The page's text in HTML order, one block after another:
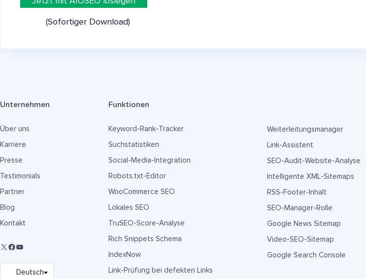
(Sofortiger Download)
Unternehmen
Über uns
Karriere
Presse
Testimonials
Partner
Blog
Kontakt
Funktionen
Keyword-Rank-Tracker
Suchstatistiken
Social-Media-Integration
Robots.txt-Editor
WooCommerce SEO
Lokales SEO
TruSEO-Score-Analyse
Rich Snippets Schema
IndexNow
Link-Prüfung bei defekten Links
Weiterleitungsmanager
Link-Assistent
SEO-Audit-Website-Analyse
Intelligente XML-Sitemaps
RSS-Footer-Inhalt
SEO-Manager-Rolle
Google News Sitemap
Video-SEO-Sitemap
Google Search Console